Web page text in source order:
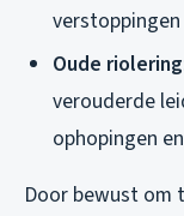
Oude riolering
verouderde
ophopingen
Door bewust om